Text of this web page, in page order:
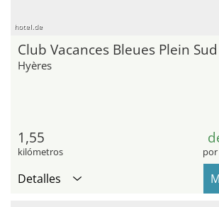
hotel.de
Club Vacances Bleues Plein Sud
Hyères
1,55
kilómetros
Detalles